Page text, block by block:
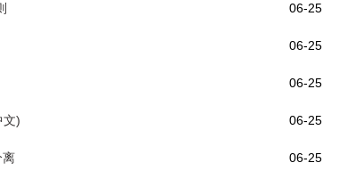
06-25
06-25
06-25
文) 06-25
离 06-25